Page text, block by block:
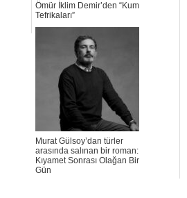
Ömür İklim Demir’den “Kum
Tefrikaları”
Murat Gülsoy’dan türler
arasında salınan bir roman:
Kıyamet Sonrası Olağan Bir
Gün